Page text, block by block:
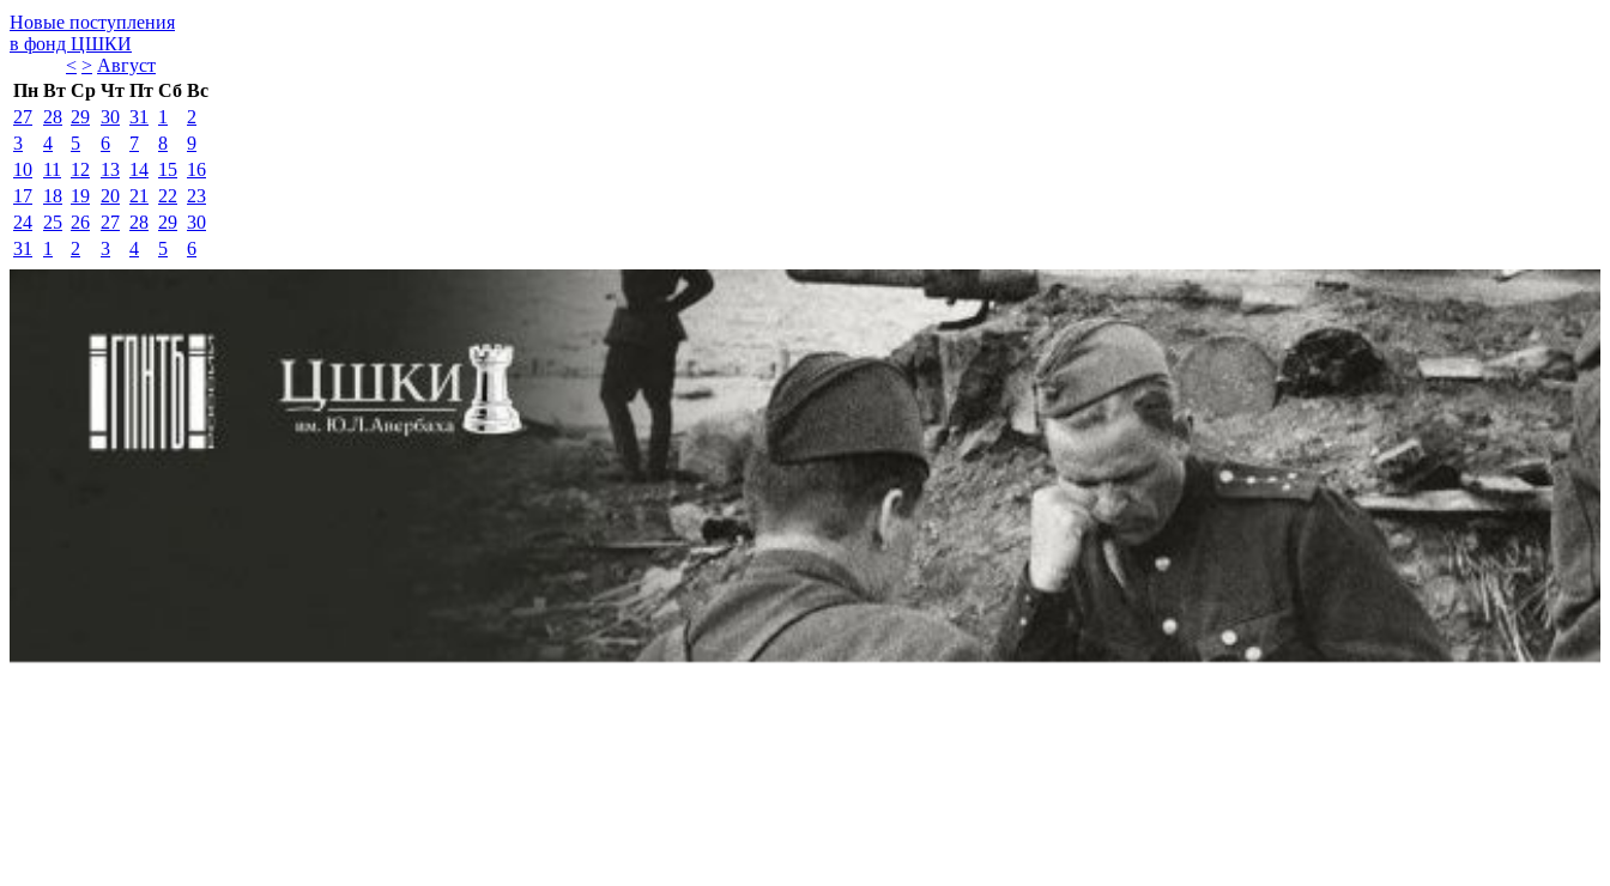
Новые поступления
в фонд ЦШКИ
< > Август
Пн Вт Ср Чт Пт Сб Вс
27 28 29 30 31 1
2
3
4 5 6 7 8
9
10 11 12 13 14 15 16
17 18 19 20 21 22 23
24 25 26 27 28 29 30
31
1 2 3 4 5 6